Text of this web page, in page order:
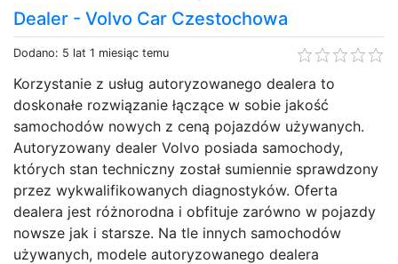
Dealer - Volvo Car Czestochowa
Dodano: 5 lat 1 miesiąc temu
Korzystanie z usług autoryzowanego dealera to
doskonałe rozwiązanie łączące w sobie jakość
samochodów nowych z ceną pojazdów używanych.
Autoryzowany dealer Volvo posiada samochody,
których stan techniczny został sumiennie sprawdzony
przez wykwalifikowanych diagnostyków. Oferta
dealera jest różnorodna i obfituje zarówno w pojazdy
nowsze jak i starsze. Na tle innych samochodów
używanych, modele autoryzowanego dealera